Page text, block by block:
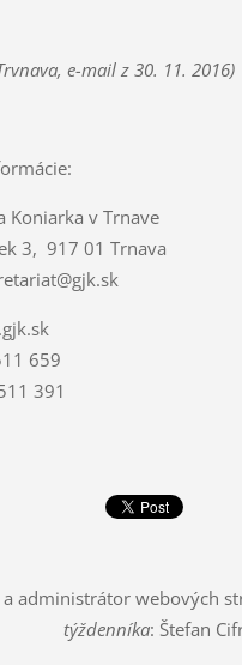
e-mail z 30. 11. 2016)
Koniarka v Trnave
3, 917 01 Trnava
659
391
a administrátor webových
týždenníka: Štefan